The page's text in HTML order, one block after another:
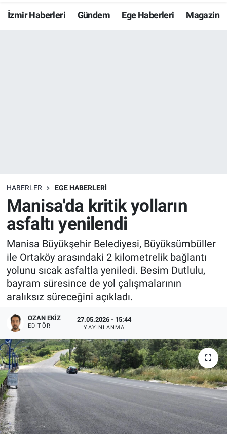
İzmir Haberleri Gündem Ege Haberleri Magazin
HABERLER EGE HABERLERİ
Manisa'da kritik yolların
asfaltı yenilendi
Manisa Büyükşehir Belediyesi, Büyüksümbüller
ile Ortaköy arasındaki 2 kilometrelik bağlantı
yolunu sıcak asfaltla yeniledi. Besim Dutlulu,
bayram süresince de yol çalışmalarının
aralıksız süreceğini açıkladı.
OZAN EKIZ
EDITÖR
27.05.2026 - 15:44
YAYINLANMA
Resmi İlanlar